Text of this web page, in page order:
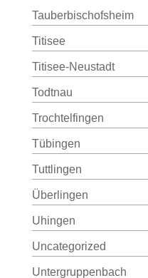
Tauberbischofsheim
Titisee
Titisee-Neustadt
Todtnau
Trochtelfingen
Tübingen
Tuttlingen
Überlingen
Uhingen
Uncategorized
Untergruppenbach